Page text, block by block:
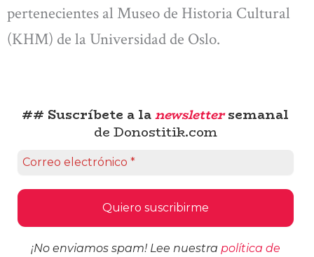
pertenecientes al Museo de Historia Cultural
(KHM) de la Universidad de Oslo.
## Suscríbete a lanewslettersemanal
de Donostitik.com
¡No enviamos spam! Lee nuestra política de